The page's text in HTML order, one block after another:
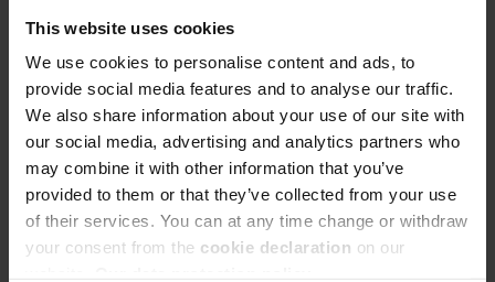
This website uses cookies
We use cookies to personalise content and ads, to
provide social media features and to analyse our traffic.
We also share information about your use of our site with
our social media, advertising and analytics partners who
may combine it with other information that you’ve
provided to them or that they’ve collected from your use
of their services. You can at any time change or withdraw
your consent from the cookie declaration on our
тщательный контроль качества с нашей стороны.
Сертификация DIN EN 1090-2 и надзор за
производственным контролем позволяют нам
подтверждать квалификацию наших сотрудников,
требуемую надежность технического оборудования и
соблюдение основных качественных характеристик
наших компонентов. Нам разрешается использовать
знаки качества CE на продукции, что соответствует